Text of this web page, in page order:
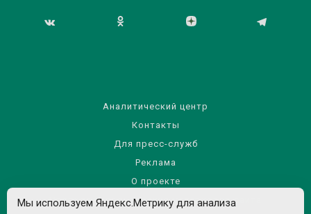
Аналитический центр
Контакты
Для пресс-служб
Реклама
О проекте
Правила использования материалов сайта
Мы используем Яндекс.Метрику для анализа